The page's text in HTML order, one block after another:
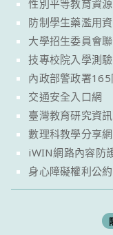
性別平等教育資
防制學生藥濫用
大學招生委員會
技專校院入學測
內政部警政署
交通安全入口網
臺灣教育研究資
數理科教學分享網
iWIN網路內容防
身心障礙權利公